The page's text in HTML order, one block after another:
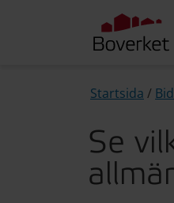
Startsida /
Se